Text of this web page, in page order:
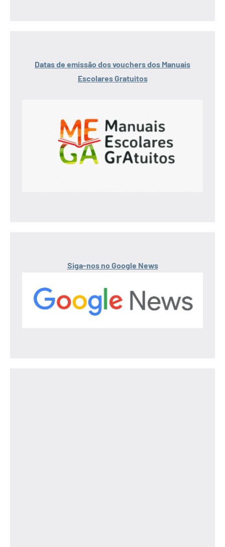
Datas de emissão dos vouchers dos Manuais
Escolares Gratuitos
Siga-nos no Google News